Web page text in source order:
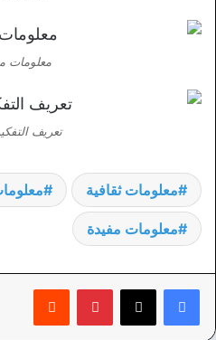
معلومات
تعريف
معلومات ثقافية
معلومات مفيدة
بينتيريست